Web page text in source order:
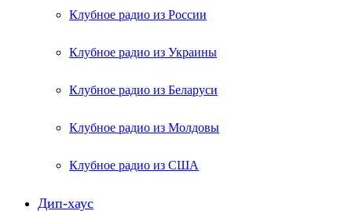
Клубное радио из России
Клубное радио из Украины
Клубное радио из Беларуси
Клубное радио из Молдовы
Клубное радио из США
Дип-хаус